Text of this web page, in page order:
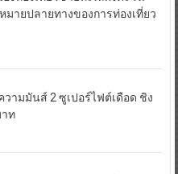
มายปลายทางของการท่องเที่ยว
วามมันส์ 2 ซูเปอร์ไฟต์เดือด ชิง
ท